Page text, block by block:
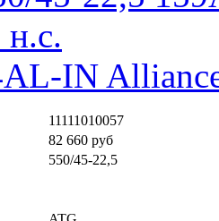
11111010057
82 660 руб
550/45-22,5